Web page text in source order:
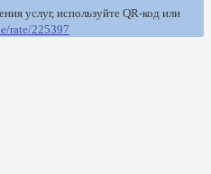
услуг, используйте QR-код или
rate/225397